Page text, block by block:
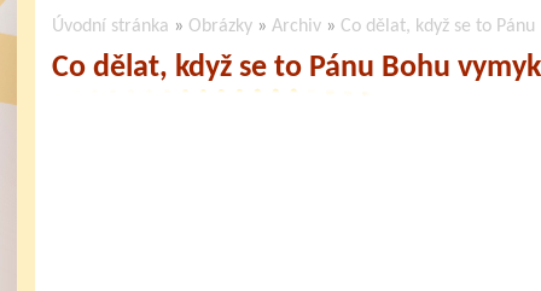
Úvodní stránka » Obrázky »Archiv » Co dělat, když se to
Co dělat, když se to Pánu Bohu